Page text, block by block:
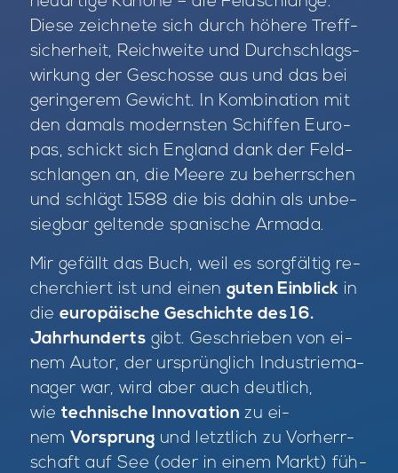
Die­se zeich­ne­te sich durch hö­he­re Treff­
si­cher­heit, Reich­wei­te und Durch­schlags­
wir­kung der Ge­schos­se aus und das bei
ge­rin­ge­rem Ge­wicht. In Kom­bi­na­ti­on mit
den da­mals mo­derns­ten Schif­fen Eu­ro­
pas, schickt sich Eng­land dank der Feld­
schlan­gen an, die Mee­re zu be­herr­schen
und schlägt 1588 die bis da­hin als un­be­
sieg­bar gel­ten­de spa­ni­sche Ar­ma­da.
Mir ge­fällt das Buch, weil es sorg­fäl­tig re­
cher­chiert ist und ei­nenguten Einblick in
dieeuropäische Geschichte des 16.
Jahrhunderts gibt. Ge­schrie­ben von ei­
nem Au­tor, der ur­sprüng­lich In­dus­trie­ma­
na­ger war, wird aber auch deut­lich,
wietechnische Innovation zu ei­
nem Vorsprung und letzt­lich zu Vor­herr­
schaft auf See (oder in ei­nem Markt) füh­